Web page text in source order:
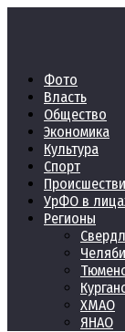
Фото
Власть
Общество
Экономика
Культура
Спорт
УрФО в
Регионы
ХМАО
ЯНАО